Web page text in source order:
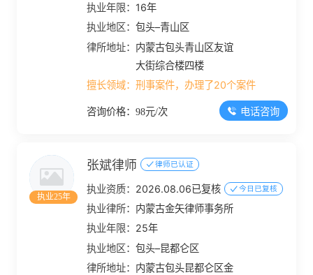
执业年限： 16年
执业地区：包头–青山区
律所地址： 内蒙古包头青山区友谊
大街综合楼四楼
擅长领域：刑事案件，办理了20个案件
咨询价格：98元/次 电话咨询
执业25年
张斌律师 律师已认证
执业资质： 2026.08.06已复核 今日已复核
执业律所： 内蒙古金矢律师事务所
执业年限： 25年
执业地区：包头–昆都仑区
律所地址： 内蒙古包头昆都仑区金